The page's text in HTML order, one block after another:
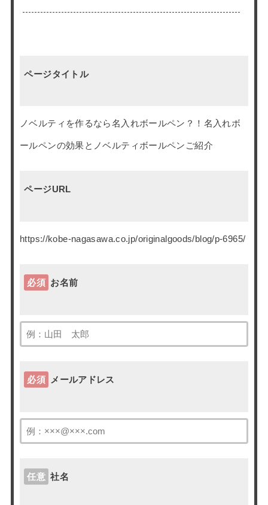
ページタイトル
ノベルティを作るなら名入れボールペン？！名入れボ
ールペンの効果とノベルティボールペンご紹介
ページURL
https://kobe-nagasawa.co.jp/originalgoods/blog/p-6965/
必須 お名前
必須 メールアドレス
任意 社名